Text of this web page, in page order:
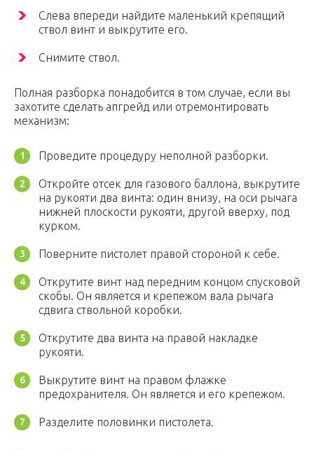
Слева впереди найдите маленький крепящий
ствол винт и выкрутите его.
Снимите ствол.
Полная разборка понадобится в том случае, если вы
захотите сделать апгрейд или отремонтировать
механизм:
Проведите процедуру неполной разборки.
Откройте отсек для газового баллона, выкрутите
на рукояти два винта: один внизу, на оси рычага
нижней плоскости рукояти, другой вверху, под
курком.
Поверните пистолет правой стороной к себе.
Открутите винт над передним концом спусковой
скобы. Он является и крепежом вала рычага
сдвига ствольной коробки.
Открутите два винта на правой накладке
рукояти.
Выкрутите винт на правом флажке
предохранителя. Он является и его крепежом.
Разделите половинки пистолета.